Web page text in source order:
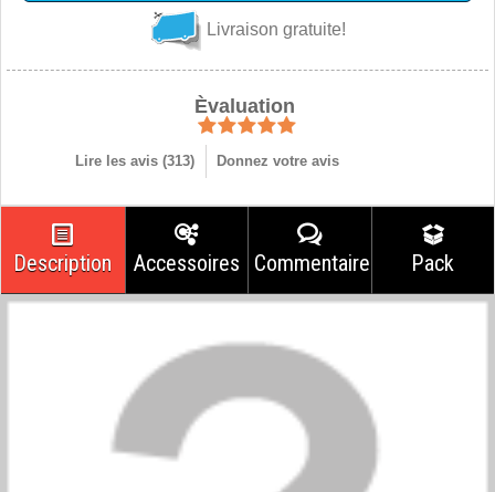
Livraison gratuite!
Èvaluation
Lire les avis (313) Donnez votre avis
Description Accessoires Commentaires Pack